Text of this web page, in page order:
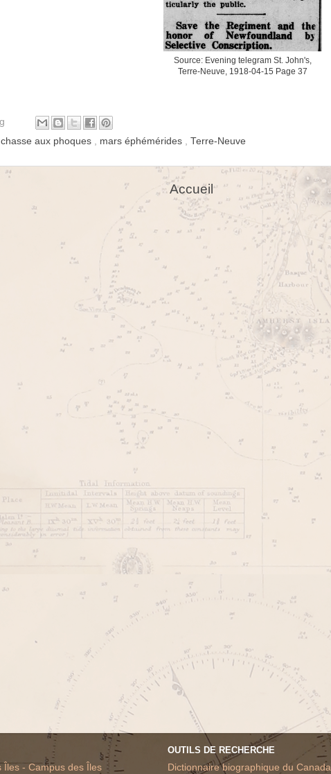
Source: Evening telegram St. John's,
Terre-Neuve, 1918-04-15 Page 37
chasse aux phoques mars éphémérides Terre-Neuve
Accueil
Îles - Campus des Îles
OUTILS DE RECHERCHE
Dictionnaire biographique du Canada